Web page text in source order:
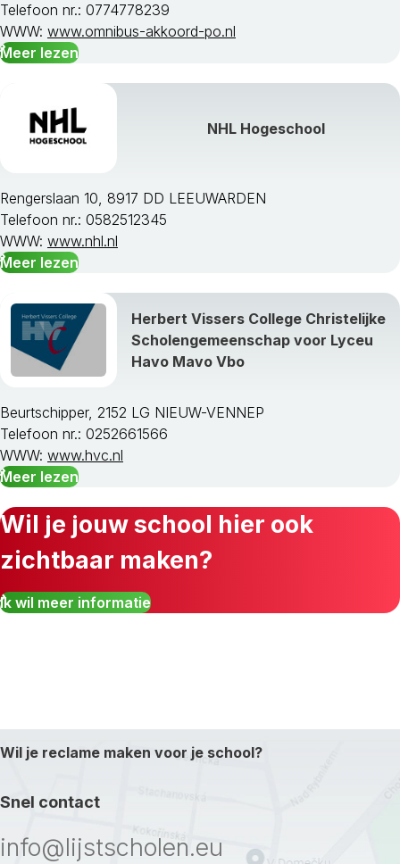
Telefoon nr.: 0774778239
WWW: www.omnibus-akkoord-po.nl
Meer lezen
NHL Hogeschool
Rengerslaan 10, 8917 DD LEEUWARDEN
Telefoon nr.: 0582512345
WWW: www.nhl.nl
Meer lezen
Herbert Vissers College Christelijke
Scholengemeenschap voor Lyceu
Havo Mavo Vbo
Beurtschipper, 2152 LG NIEUW-VENNEP
Telefoon nr.: 0252661566
WWW: www.hvc.nl
Meer lezen
Wil je jouw school hier ook
zichtbaar maken?
Ik wil meer informatie
Wil je reclame maken voor je school?
Snel contact
info@lijstscholen.eu